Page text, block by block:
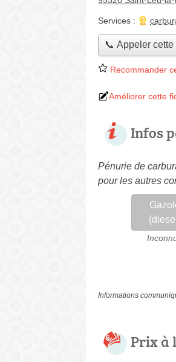
Services :
📞 Appeler
Recommander
Améliorer cette
Infos
Pénurie de
pour les autres
Informations
Prix à